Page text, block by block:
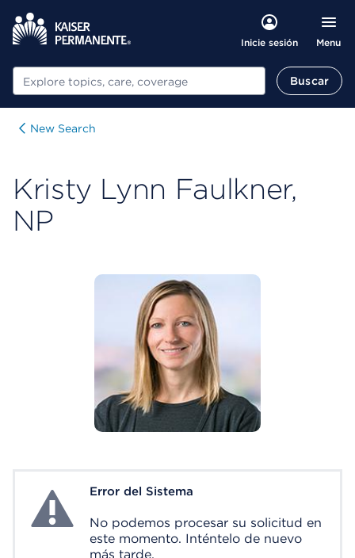
Inicie sesión Menu
Buscar Buscar
New Search
Kristy Lynn Faulkner,
NP
System ErrorError del Sistema
No podemos procesar su solicitud en
este momento. Inténtelo de nuevo
más tarde.